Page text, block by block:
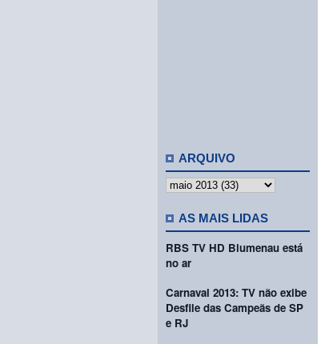
ARQUIVO
AS MAIS LIDAS
RBS TV HD Blumenau está
no ar
Carnaval 2013: TV não exibe
Desfile das Campeãs de SP
e RJ